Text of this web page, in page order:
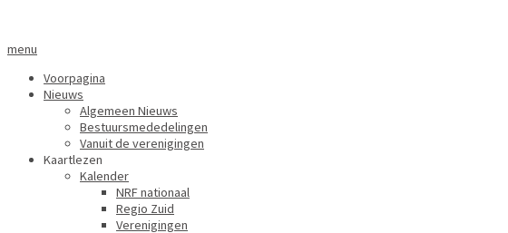
menu
Voorpagina
Nieuws
Algemeen Nieuws
Bestuursmededelingen
Vanuit de verenigingen
Kaartlezen
Kalender
NRF nationaal
Regio Zuid
Verenigingen